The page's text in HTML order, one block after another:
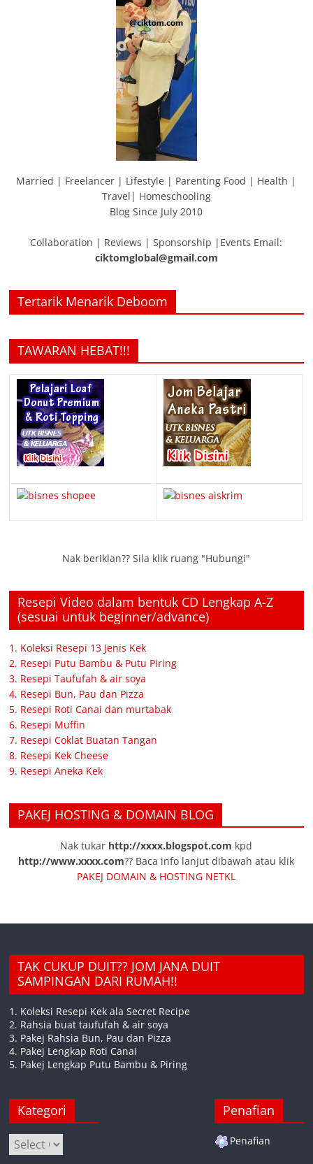
Married | Freelancer | Lifestyle | Parenting Food | Health |
Travel| Homeschooling
Blog Since July 2010
Collaboration | Reviews | Sponsorship |Events Email:
ciktomglobal@gmail.com
Tertarik Menarik Deboom
TAWARAN HEBAT!!!
Nak beriklan?? Sila klik ruang "Hubungi"
Resepi Video dalam bentuk CD Lengkap A-Z
(sesuai untuk beginner/advance)
1. Koleksi Resepi 13 Jenis Kek
2. Resepi Putu Bambu & Putu Piring
3. Resepi Taufufah & air soya
4. Resepi Bun, Pau dan Pizza
5. Resepi Roti Canai dan murtabak
6. Resepi Muffin
7. Resepi Coklat Buatan Tangan
8. Resepi Kek Cheese
9. Resepi Aneka Kek
PAKEJ HOSTING & DOMAIN BLOG
Nak tukar http://xxxx.blogspot.com kpd
http://www.xxxx.com?? Baca info lanjut dibawah atau klik
PAKEJ DOMAIN & HOSTING NETKL
TAK CUKUP DUIT?? JOM JANA DUIT
SAMPINGAN DARI RUMAH!!
1. Koleksi Resepi Kek ala Secret Recipe
2. Rahsia buat taufufah & air soya
3. Pakej Rahsia Bun, Pau dan Pizza
4. Pakej Lengkap Roti Canai
5. Pakej Lengkap Putu Bambu & Piring
Kategori
Kategori
Penafian
Penafian